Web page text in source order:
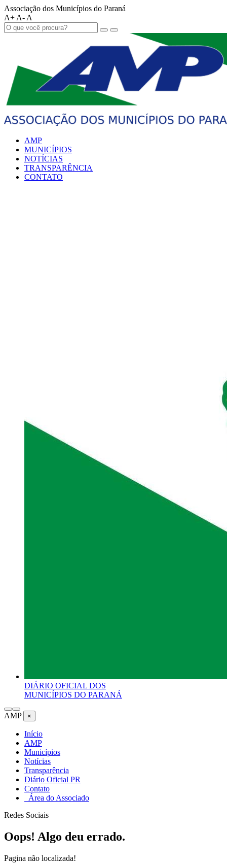
Associação dos Municípios do Paraná
A+ A- A
AMP
MUNICÍPIOS
NOTÍCIAS
TRANSPARÊNCIA
CONTATO
DIÁRIO OFICIAL DOS
MUNICÍPIOS DO PARANÁ
AMP ×
Início
AMP
Municípios
Notícias
Transparência
Diário Oficial PR
Contato
Área do Associado
Redes Sociais
Oops! Algo deu errado.
Pagina não localizada!